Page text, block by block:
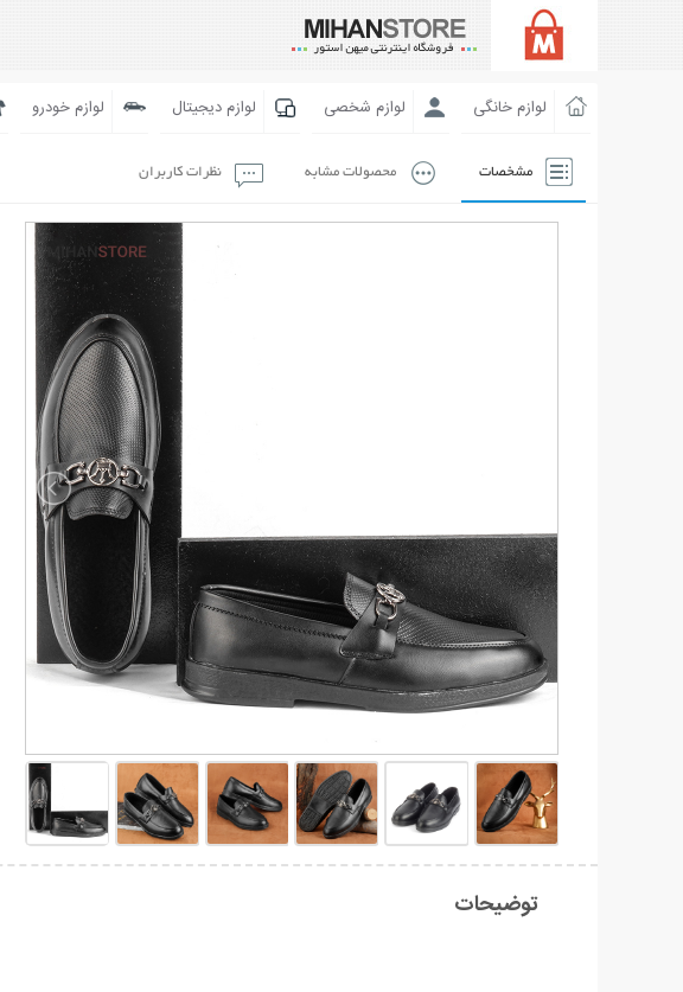
لوازم خانگی لوازم شخصی لوازم دیجیتال لوازم خودرو
مشخصات محصولات مشابه نظرات کاربران
توضیحات